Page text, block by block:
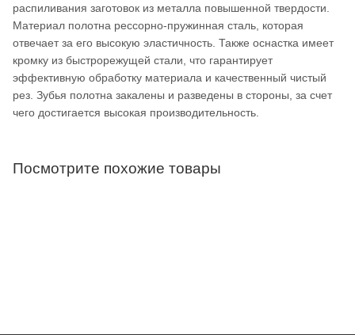
распиливания заготовок из металла повышенной твердости.
Материал полотна рессорно-пружинная сталь, которая
отвечает за его высокую эластичность. Также оснастка имеет
кромку из быстрорежущей стали, что гарантирует
эффективную обработку материала и качественный чистый
рез. Зубья полотна закалены и разведены в стороны, за счет
чего достигается высокая производительность.
Посмотрите похожие товары